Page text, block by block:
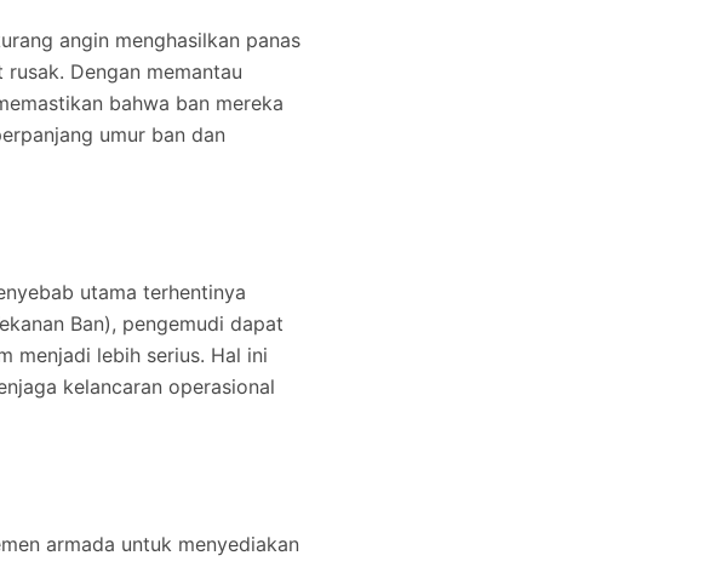
angin menghasilkan panas
Dengan memantau
bahwa ban mereka
umur ban dan
utama terhentinya
Ban), pengemudi dapat
menjadi lebih serius. Hal ini
kelancaran operasional
armada untuk menyediakan